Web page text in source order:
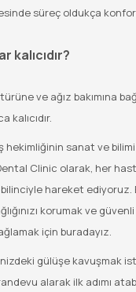
süreç oldukça
kalıcıdır?
ve ağız bakımına
kalıcıdır.
hekimliğinin sanat ve
Clinic olarak, her
hareket
korumak ve
için buradayız.
gülüşe kavuşmak
alarak ilk adımı